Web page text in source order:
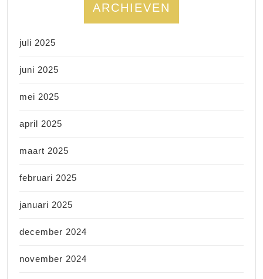
ARCHIEVEN
juli 2025
juni 2025
mei 2025
april 2025
maart 2025
februari 2025
januari 2025
december 2024
november 2024